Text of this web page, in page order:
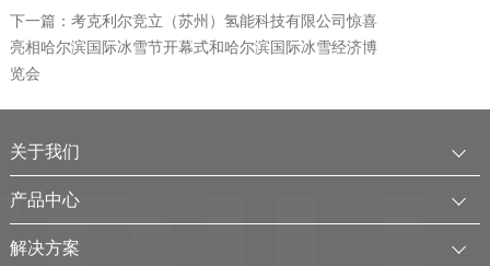
下一篇：考克利尔竞立（苏州）氢能科技有限公司惊喜
亮相哈尔滨国际冰雪节开幕式和哈尔滨国际冰雪经济博
览会
关于我们
公司简介
发展历程
产品中心
中压水电解制氢装置
解决方案